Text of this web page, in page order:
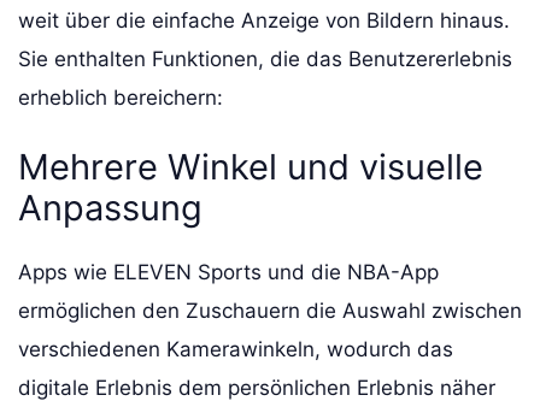
weit über die einfache Anzeige von Bildern hinaus.
Sie enthalten Funktionen, die das Benutzererlebnis
erheblich bereichern:
Mehrere Winkel und visuelle
Anpassung
Apps wie ELEVEN Sports und die NBA-App
ermöglichen den Zuschauern die Auswahl zwischen
verschiedenen Kamerawinkeln, wodurch das
digitale Erlebnis dem persönlichen Erlebnis näher